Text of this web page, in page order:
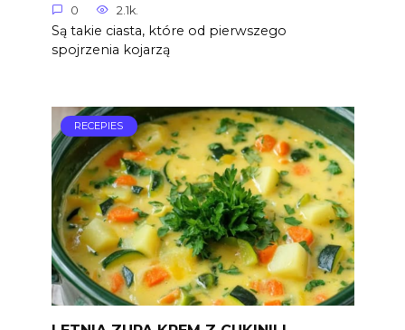
0 2.1k.
Są takie ciasta, które od pierwszego
spojrzenia kojarzą
RECEPIES